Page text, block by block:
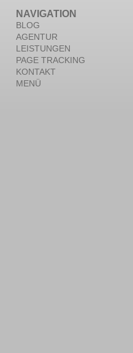
NAVIGATION
BLOG
AGENTUR
LEISTUNGEN
PAGE TRACKING
KONTAKT
MENÜ